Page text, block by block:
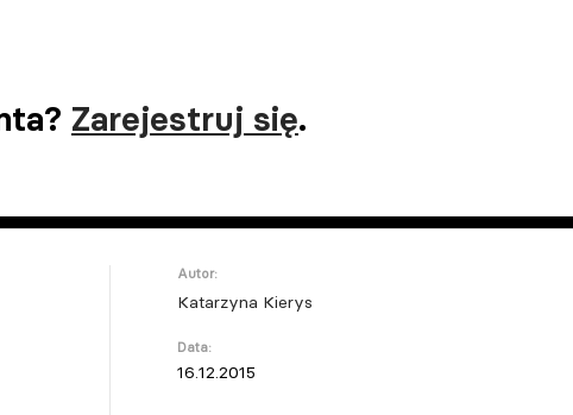
Zarejestruj się.
Autor:
Katarzyna Kierys
Data:
16.12.2015